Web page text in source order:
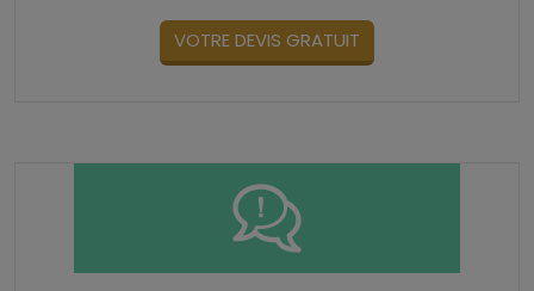
VOTRE DEVIS GRATUIT